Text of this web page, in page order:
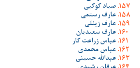
صیاد کوکبی
عارف رستمی
عارف زینلی
عارف سعیدیان
عباس زراعت کار
عباس محمدی
عبدالله حسینی